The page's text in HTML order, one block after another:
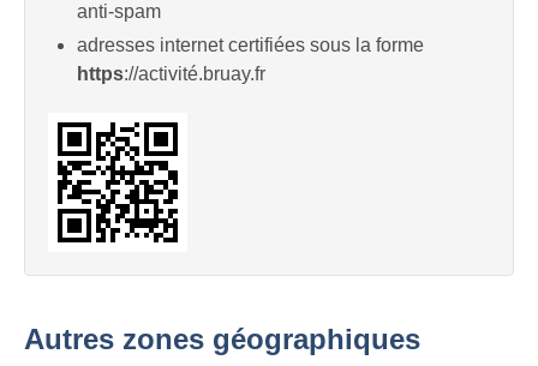
anti-spam
adresses internet certifiées sous la forme
https://activité.bruay.fr
Autres zones géographiques